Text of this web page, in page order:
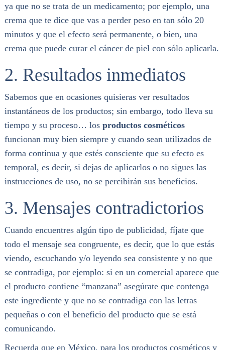
ya que no se trata de un medicamento; por ejemplo, una
crema que te dice que vas a perder peso en tan sólo 20
minutos y que el efecto será permanente, o bien, una
crema que puede curar el cáncer de piel con sólo aplicarla.
2. Resultados inmediatos
Sabemos que en ocasiones quisieras ver resultados
instantáneos de los productos; sin embargo, todo lleva su
tiempo y su proceso… los productos cosméticos
funcionan muy bien siempre y cuando sean utilizados de
forma continua y que estés consciente que su efecto es
temporal, es decir, si dejas de aplicarlos o no sigues las
instrucciones de uso, no se percibirán sus beneficios.
3. Mensajes contradictorios
Cuando encuentres algún tipo de publicidad, fíjate que
todo el mensaje sea congruente, es decir, que lo que estás
viendo, escuchando y/o leyendo sea consistente y no que
se contradiga, por ejemplo: si en un comercial aparece que
el producto contiene “manzana” asegúrate que contenga
este ingrediente y que no se contradiga con las letras
pequeñas o con el beneficio del producto que se está
comunicando.
Recuerda que en México, para los productos cosméticos y